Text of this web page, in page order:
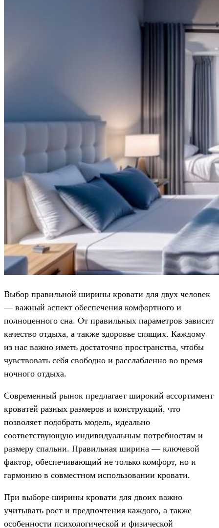
Выбор правильной ширины кровати для двух человек
— важный аспект обеспечения комфортного и
полноценного сна. От правильных параметров зависит
качество отдыха, а также здоровье спящих. Каждому
из нас важно иметь достаточно пространства, чтобы
чувствовать себя свободно и расслабленно во время
ночного отдыха.
Современный рынок предлагает широкий ассортимент
кроватей разных размеров и конструкций, что
позволяет подобрать модель, идеально
соответствующую индивидуальным потребностям и
размеру спальни. Правильная ширина — ключевой
фактор, обеспечивающий не только комфорт, но и
гармонию в совместном использовании кровати.
При выборе ширины кровати для двоих важно
учитывать рост и предпочтения каждого, а также
особенности психологической и физической